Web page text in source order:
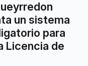
un sistema
para
Licencia de